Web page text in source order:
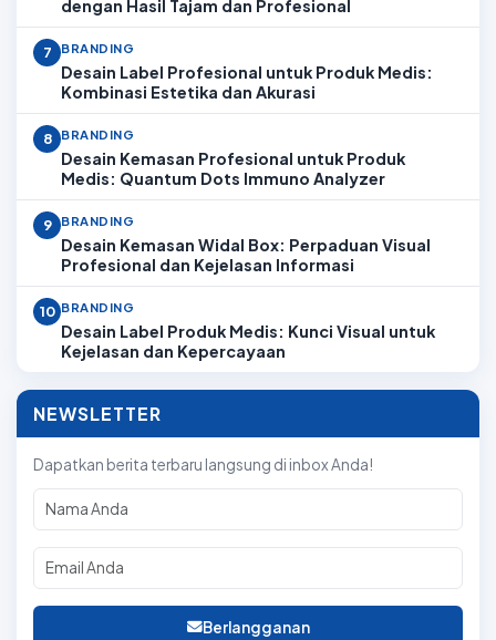
dengan Hasil Tajam dan Profesional
7 BRANDING
Desain Label Profesional untuk Produk Medis:
Kombinasi Estetika dan Akurasi
8 BRANDING
Desain Kemasan Profesional untuk Produk
Medis: Quantum Dots Immuno Analyzer
9 BRANDING
Desain Kemasan Widal Box: Perpaduan Visual
Profesional dan Kejelasan Informasi
10 BRANDING
Desain Label Produk Medis: Kunci Visual untuk
Kejelasan dan Kepercayaan
NEWSLETTER
Dapatkan berita terbaru langsung di inbox Anda!
Berlangganan